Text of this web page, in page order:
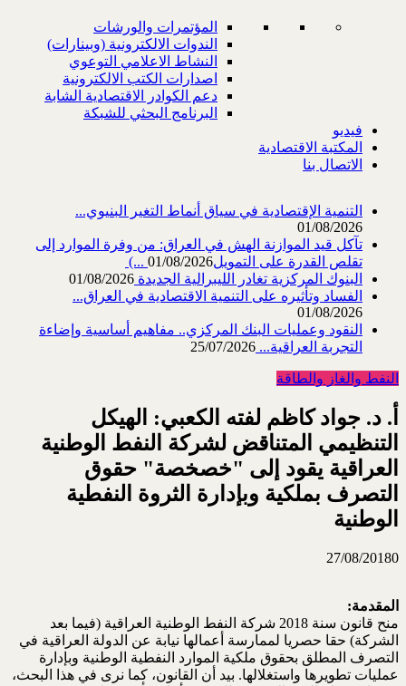
المؤتمرات والورشات
الندوات الالكترونية (وبينارات)
النشاط الاعلامي التوعوي
اصدارات الكتب الالكترونية
دعم الكوادر الاقتصادية الشابة
البرنامج البحثي للشبكة
فيديو
المكتبة الاقتصادية
الاتصال بنا
التنمية الإقتصادية في سياق أنماط التغير البنيوي...
01/08/2026
تآكل قيد الموازنة الهش في العراق: من وفرة الموارد إلى
تقلص القدرة على التمويل‎ (...01/08/2026
البنوك المركزية تغادر الليبرالية الجديدة 01/08/2026
الفساد وتأثيره على التنمية الاقتصادية في العراق...
01/08/2026
النقود وعمليات البنك المركزي.. مفاهيم أساسية وإضاءة
التجربة العراقية... 25/07/2026
النفط والغاز والطاقة
أ. د. جواد كاظم لفته الكعبي: الهيكل
التنظيمي المتناقض لشركة النفط الوطنية
العراقية يقود إلى "خصخصة" حقوق
التصرف بملكية وبإدارة الثروة النفطية
الوطنية
27/08/20180
المقدمة:
منح قانون سنة 2018 شركة النفط الوطنية العراقية (فيما بعد
الشركة) حقا حصريا لممارسة أعمالها نيابة عن الدولة العراقية في
التصرف المطلق بحقوق ملكية الموارد النفطية الوطنية وبإدارة
عمليات تطويرها واستغلالها. بيد أن القانون، كما نرى في هذا البحث،